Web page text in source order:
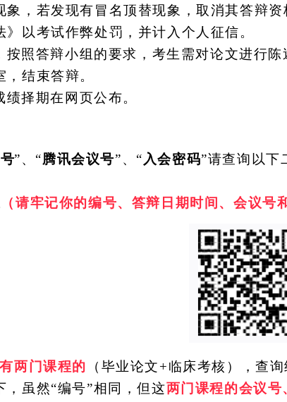
象，若发现有冒名顶替现象，取消其答辩
》以考试作弊处罚，并计入个人征信。
按照答辩小组的要求，考生需对论文进行
结束答辩。
择期在网页公布。
”、“腾讯会议号”、“入会密码”请查询以下
（请牢记你的编号、答辩日期时间、会议号
两门课程的 （毕业论文+临床考核），查
，虽然“编号”相同，但这两门课程的会议